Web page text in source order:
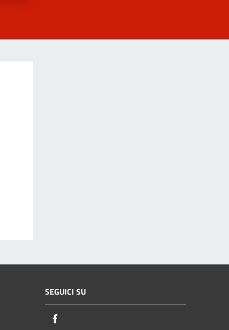
SEGUICI SU